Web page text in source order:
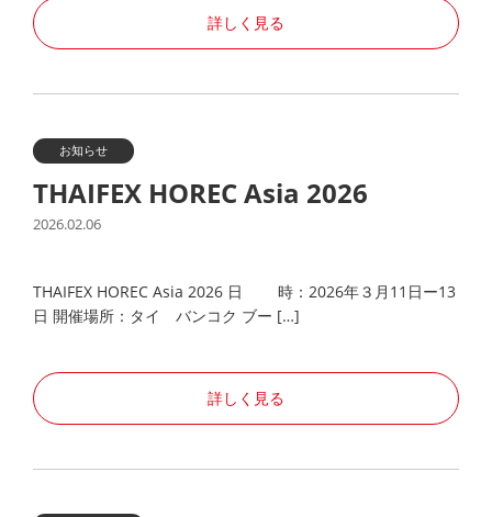
詳しく見る
お知らせ
THAIFEX HOREC Asia 2026
2026.02.06
THAIFEX HOREC Asia 2026 日 時：2026年３月11日ー13
日 開催場所：タイ バンコク ブー […]
詳しく見る